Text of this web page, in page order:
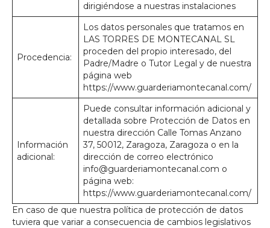
dirigiéndose a nuestras instalaciones
Procedencia:
Los datos personales que tratamos en
LAS TORRES DE MONTECANAL SL
proceden del propio interesado, del
Padre/Madre o Tutor Legal y de nuestra
página web
https://www.guarderiamontecanal.com/
Información
adicional:
Puede consultar información adicional y
detallada sobre Protección de Datos en
nuestra dirección Calle Tomas Anzano
37, 50012, Zaragoza, Zaragoza o en la
dirección de correo electrónico
info@guarderiamontecanal.com o
página web:
https://www.guarderiamontecanal.com/
En caso de que nuestra política de protección de datos
tuviera que variar a consecuencia de cambios legislativos